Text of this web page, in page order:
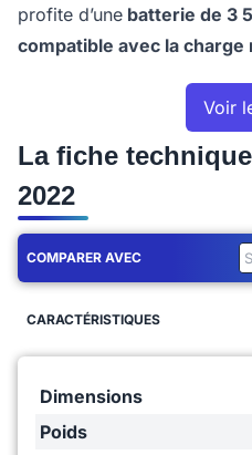
profite d’une batterie de 3
compatible avec la charge
Voir
La fiche
2022
COMPARER AVEC
CARACTÉRISTIQUES
Dimensions
Poids